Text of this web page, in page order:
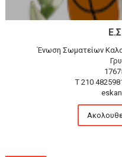
Ένωση Σωματείων
T 210